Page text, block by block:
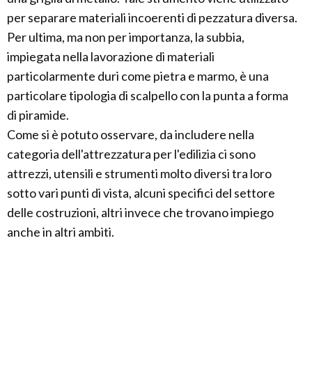
per separare materiali incoerenti di pezzatura diversa.
Per ultima, ma non per importanza, la subbia,
impiegata nella lavorazione di materiali
particolarmente duri come pietra e marmo, è una
particolare tipologia di scalpello con la punta a forma
di piramide.
Come si è potuto osservare, da includere nella
categoria dell'attrezzatura per l'edilizia ci sono
attrezzi, utensili e strumenti molto diversi tra loro
sotto vari punti di vista, alcuni specifici del settore
delle costruzioni, altri invece che trovano impiego
anche in altri ambiti.